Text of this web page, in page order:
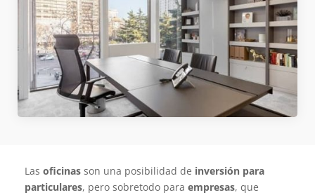
Las oficinas son una posibilidad de inversión para
particulares, pero sobretodo para empresas, que